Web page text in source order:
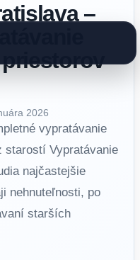
–
2026
vypratávanie
starostí Vypratávanie
najčastejšie
nehnuteľnosti, po
starších